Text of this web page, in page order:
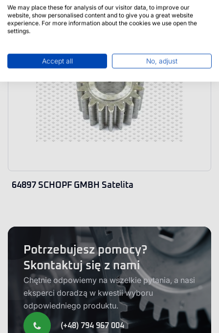
64897 SCHOPF GMBH Satelita
Potrzebujesz pomocy?
Skontaktuj się z nami
Chętnie odpowiemy na wszelkie pytania, a nasi
eksperci doradzą w kwestii wyboru
odpowiedniego produktu.
(+48) 794 967 004
We may place these for analysis of our visitor data, to improve our
website, show personalised content and to give you a great website
experience. For more information about the cookies we use open the
settings.
Accept all No, adjust